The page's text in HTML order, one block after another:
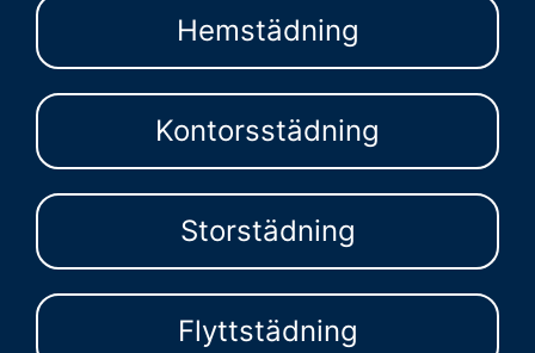
Hemstädning
Kontorsstädning
Storstädning
Flyttstädning